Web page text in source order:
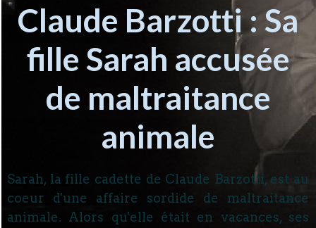
Claude Barzotti : Sa
fille Sarah accusée
de maltraitance
animale
Sarah, la fille cadette de Claude Barzotti, est au
coeur d'une affaire sordide de maltraitance
animale. Alors qu'elle était en vacances, ses